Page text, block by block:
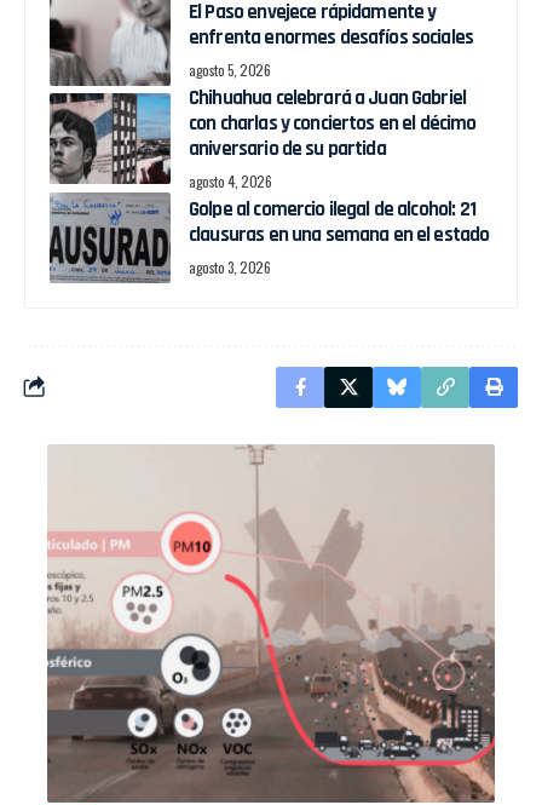
El Paso envejece rápidamente y
enfrenta enormes desafíos sociales
agosto 5, 2026
Chihuahua celebrará a Juan Gabriel
con charlas y conciertos en el décimo
aniversario de su partida
agosto 4, 2026
Golpe al comercio ilegal de alcohol: 21
clausuras en una semana en el estado
agosto 3, 2026